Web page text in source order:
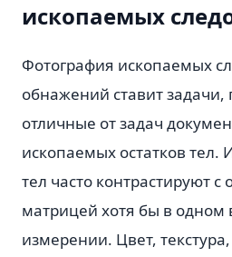
ископаемых
Фотография ископаемых
обнажений ставит задачи,
отличные от задач
ископаемых остатков тел.
тел часто контрастируют
матрицей хотя бы в одном
измерении. Цвет,